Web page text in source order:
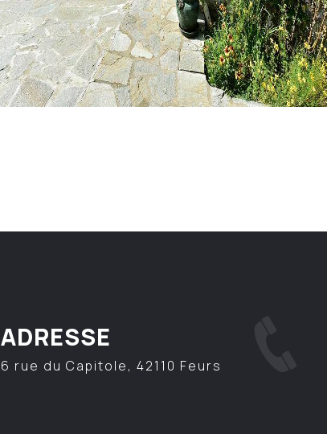
ADRESSE
6 rue du Capitole, 42110 Feurs